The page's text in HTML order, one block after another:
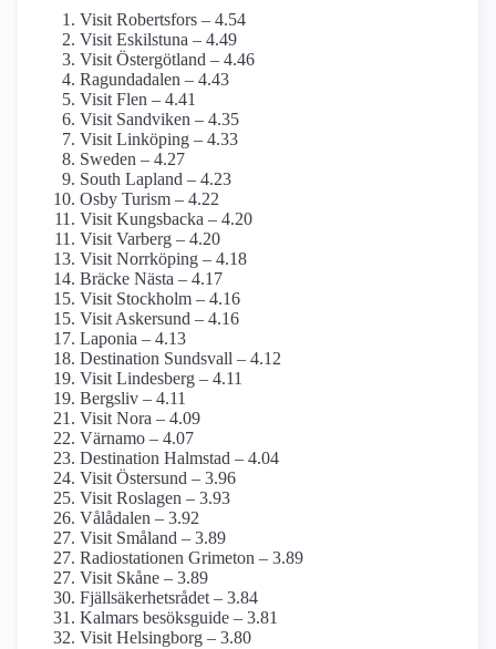
Visit Robertsfors – 4.54
Visit Eskilstuna – 4.49
Visit Östergötland – 4.46
Ragundadalen – 4.43
Visit Flen – 4.41
Visit Sandviken – 4.35
Visit Linköping – 4.33
Sweden – 4.27
South Lapland – 4.23
Osby Turism – 4.22
Visit Kungsbacka – 4.20
Visit Varberg – 4.20
Visit Norrköping – 4.18
Bräcke Nästa – 4.17
Visit Stockholm – 4.16
Visit Askersund – 4.16
Laponia – 4.13
Destination Sundsvall – 4.12
Visit Lindesberg – 4.11
Bergsliv – 4.11
Visit Nora – 4.09
Värnamo – 4.07
Destination Halmstad – 4.04
Visit Östersund – 3.96
Visit Roslagen – 3.93
Vålådalen – 3.92
Visit Småland – 3.89
Radiostationen Grimeton – 3.89
Visit Skåne – 3.89
Fjällsäkerhetsrådet – 3.84
Kalmars besöksguide – 3.81
Visit Helsingborg – 3.80